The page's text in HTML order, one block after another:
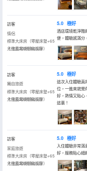
訪客
情侶
標準大床房（零壓床墊+65
寸液晶電視智能投屏）
入住於2026年03月
5.0 極好
酒店環境乾淨雅
便，體驗感滿分
訪客
獨自旅遊
標準大床房（零壓床墊+65
寸液晶電視智能投屏）
入住於2026年03月
5.0 極好
這次入住體驗真
位，一進來就覺
好，熱情又貼心
這裏！
訪客
家庭旅遊
標準大床房（零壓床墊+65
寸液晶電視智能投屏）
入住於2026年03月
5.0 極好
入住體驗非常
好，服務貼心細